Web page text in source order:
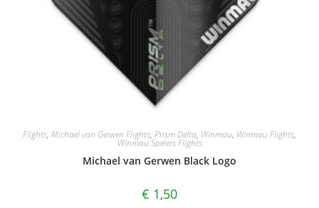
Flights, Michael van Gerwen Flights, Prism Delta, Winmau, Winmau Flights,
Winmau Spelers Flights
Michael van Gerwen Black Logo
€ 1,50